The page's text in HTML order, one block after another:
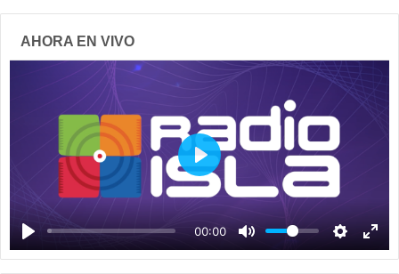
AHORA EN VIVO
00:00
P
a
y